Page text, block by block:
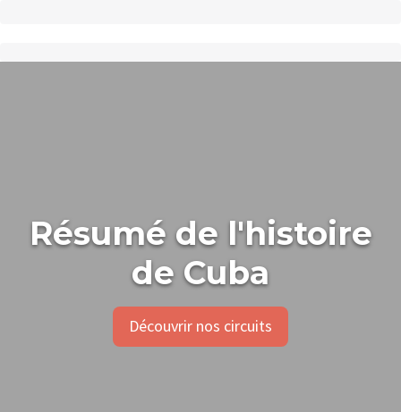
Résumé de l'histoire
de Cuba
Découvrir nos circuits